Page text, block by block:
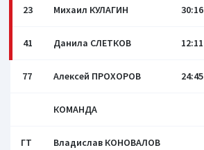
23 Михаил КУЛАГИН 30:16
41 Данила СЛЕТКОВ 12:11
77 Алексей ПРОХОРОВ 24:45
КОМАНДА
ГТ Владислав КОНОВАЛОВ